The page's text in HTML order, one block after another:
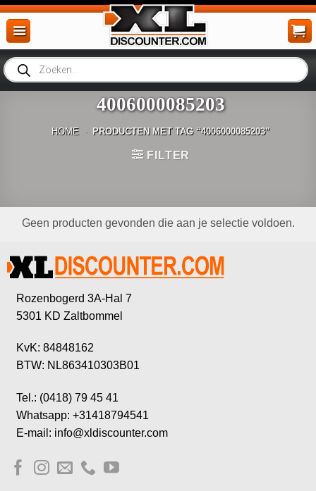
Ga
naar
inhoud
Producten
zoeken
4006000085203
HOME - PRODUCTEN MET TAG “4006000085203”
FILTER
Geen producten gevonden die aan je selectie voldoen.
Rozenbogerd 3A-Hal 7
5301 KD Zaltbommel
KvK: 84848162
BTW: NL863410303B01
Tel.: (0418) 79 45 41
Whatsapp: +31418794541
E-mail: info@xldiscounter.com